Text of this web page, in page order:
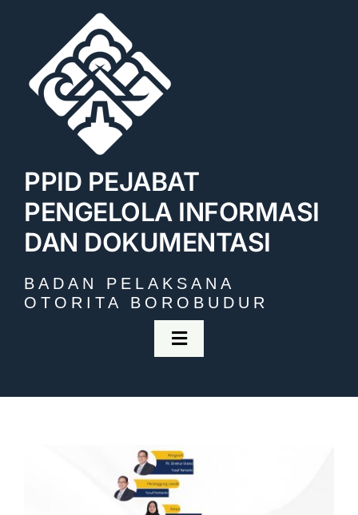
PPID PEJABAT
PENGELOLA INFORMASI
DAN DOKUMENTASI
BADAN PELAKSANA
OTORITA BOROBUDUR
Toggle
Beranda